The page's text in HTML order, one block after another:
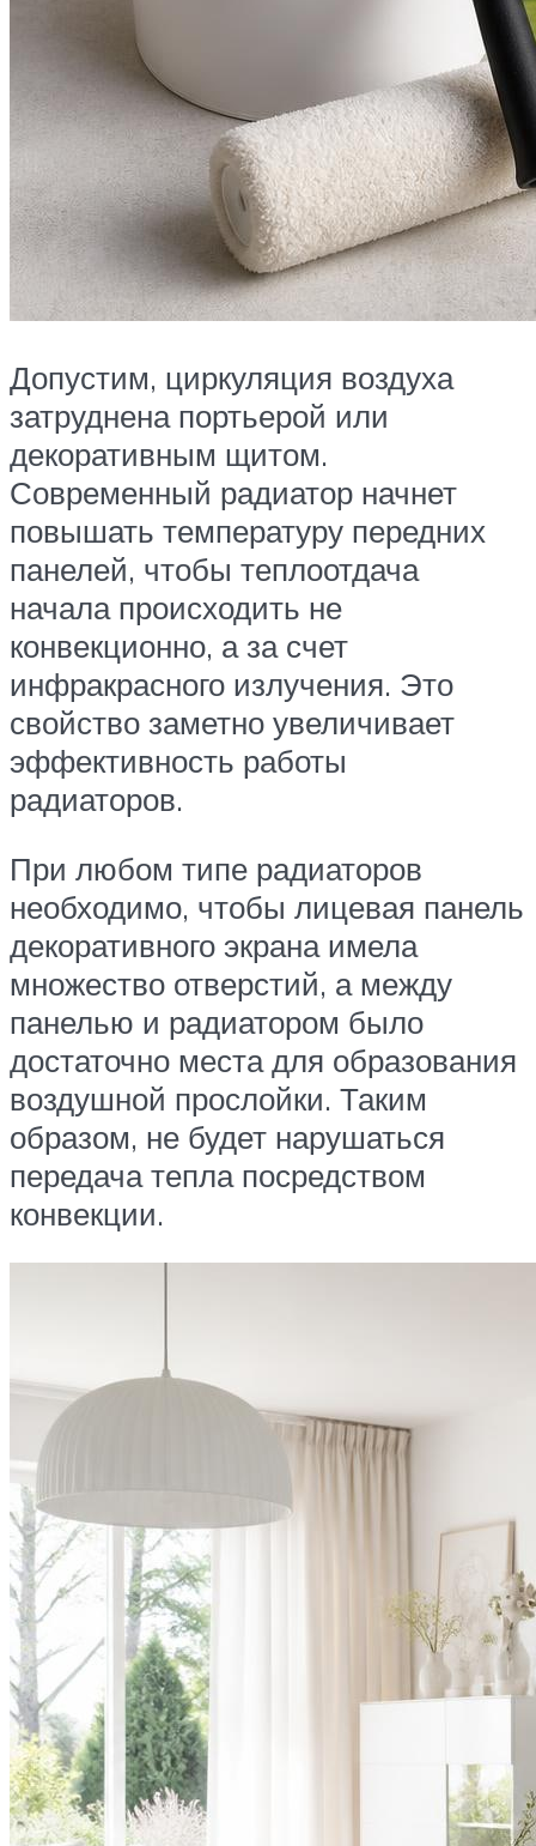
Допустим, циркуляция воздуха
затруднена портьерой или
декоративным щитом.
Современный радиатор начнет
повышать температуру передних
панелей, чтобы теплоотдача
начала происходить не
конвекционно, а за счет
инфракрасного излучения. Это
свойство заметно увеличивает
эффективность работы
радиаторов.
При любом типе радиаторов
необходимо, чтобы лицевая панель
декоративного экрана имела
множество отверстий, а между
панелью и радиатором было
достаточно места для образования
воздушной прослойки. Таким
образом, не будет нарушаться
передача тепла посредством
конвекции.